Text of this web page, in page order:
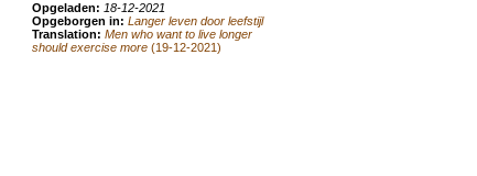
Opgeladen: 18-12-2021
Opgeborgen in: Langer leven door leefstijl
Translation: Men who want to live longer
should exercise more (19-12-2021)